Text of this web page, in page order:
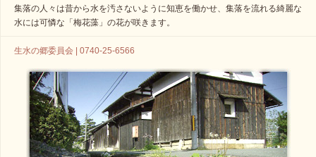
集落の人々は昔から水を汚さないように知恵を働かせ、集落を流れる綺麗な
水には可憐な「梅花藻」の花が咲きます。
生水の郷委員会 | 0740-25-6566